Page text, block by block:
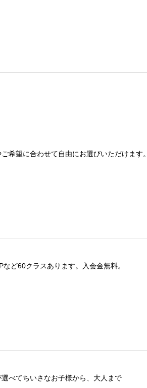
希望に合わせて自由にお選びいただけます。
ど60クラスあります。入会金無料。
べてちいさなお子様から、大人まで